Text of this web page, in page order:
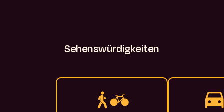
Sehenswürdigkeiten